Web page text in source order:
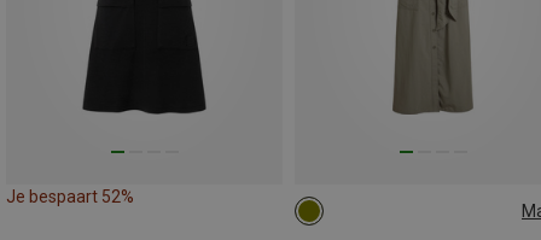
Je bespaart 52%
XS